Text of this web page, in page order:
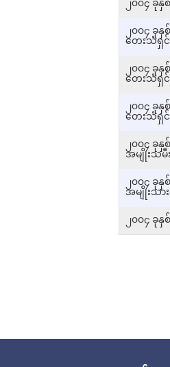
၂၀၀၄ ခု
၂၀၀၄ ခု
တေးသံရှ
၂၀၀၄ ခု
တေးသံရှ
၂၀၀၄ ခု
တေးသံရှ
၂၀၀၄ ခု
အမျိုးသ
၂၀၀၄ ခု
အမျိုးသ
၂၀၀၄ ခု